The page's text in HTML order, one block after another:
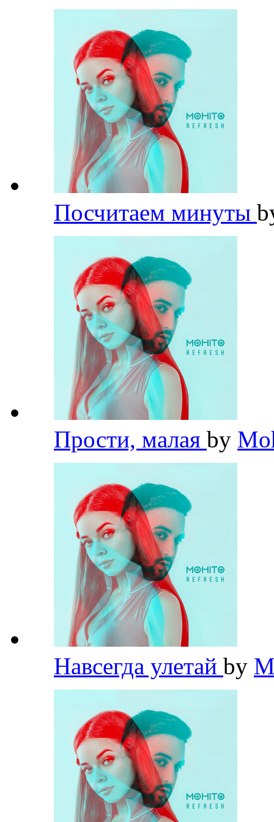
Посчитаем минуты
Прости, малая by
Навсегда улетай by